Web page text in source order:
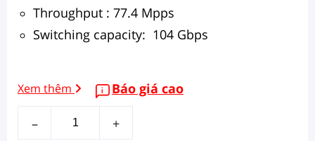
Throughput : 77.4 Mpps
Switching capacity: 104 Gbps
Xem thêm Báo giá cao
– +